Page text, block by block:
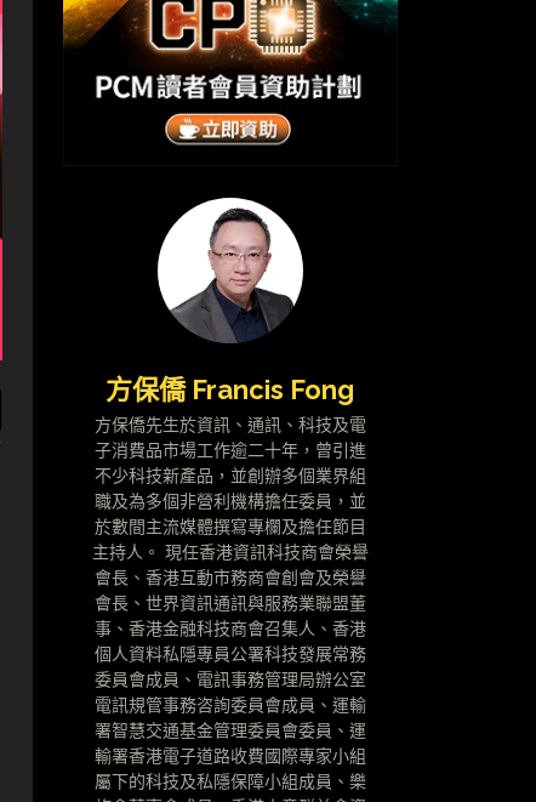
方保僑 Francis Fong
方保僑先生於資訊、通訊、科技及電
子消費品市場工作逾二十年，曾引進
不少科技新產品，並創辦多個業界組
職及為多個非營利機構擔任委員，並
於數間主流媒體撰寫專欄及擔任節目
主持人。 現任香港資訊科技商會榮譽
會長、香港互動市務商會創會及榮譽
會長、世界資訊通訊與服務業聯盟董
事、香港金融科技商會召集人、香港
個人資料私隱專員公署科技發展常務
委員會成員、電訊事務管理局辦公室
電訊規管事務咨詢委員會成員、運輸
署智慧交通基金管理委員會委員、運
輸署香港電子道路收費國際專家小組
屬下的科技及私隱保障小組成員、樂